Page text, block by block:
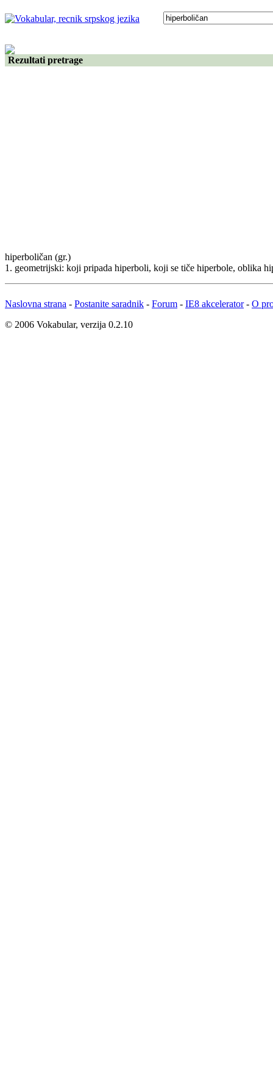
Rezultati pretrage
hiperboličan (gr.)
1. geometrijski: koji pripada hiperboli, koji se tiče hiperbole, oblika
Naslovna strana - Postanite saradnik - Forum - IE8 akcelerator- O
© 2006 Vokabular, verzija 0.2.10